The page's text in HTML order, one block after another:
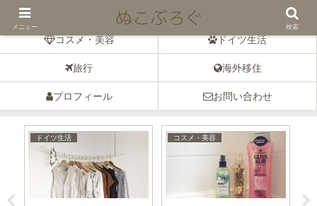
ドイツの暮らしとコスメのブログ
コスメ・美容 ドイツ生活
旅行 海外移住
プロフィール お問い合わせ
ドイツ生活 コスメ・美容
メニュー 検索